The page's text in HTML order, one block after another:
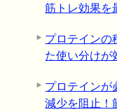
筋トレ効果を
プロテインの
た使い分けが
プロテインが
減少を阻止！